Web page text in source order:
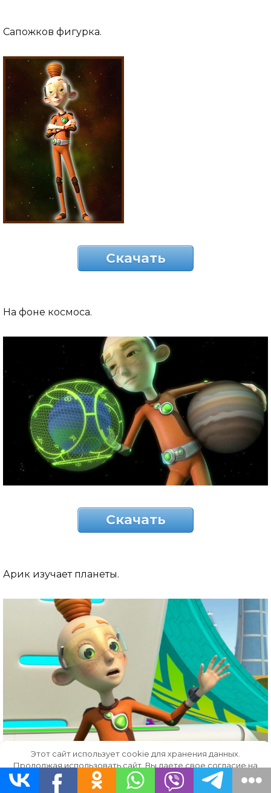
Сапожков фигурка.
Скачать
На фоне космоса.
Скачать
Арик изучает планеты.
Скачать
Этот сайт использует cookie для хранения данных.
Продолжая использовать сайт, Вы даете свое согласие на
работу с этими файлами.
OK